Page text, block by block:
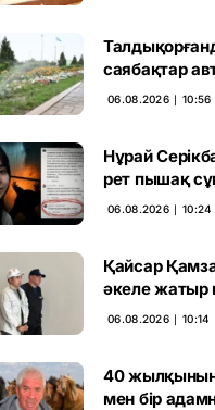
саябақтар
жүйемен
06.08.2026 ∣ 10:56
Нұрай
рет пышақ
келгенін
06.08.2026 ∣ 10:24
Қайсар
әкеле жатыр
Атышулы
06.08.2026 ∣ 10:14
40
мен бір